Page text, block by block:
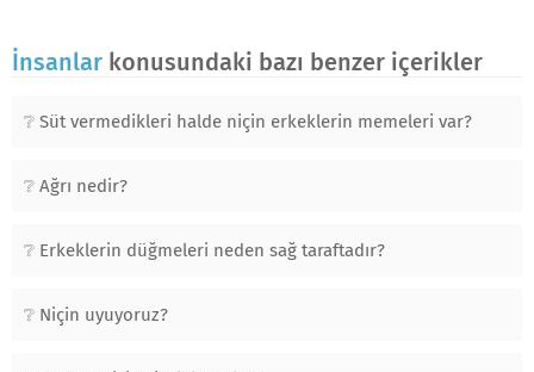
İnsanlar konusundaki bazı benzer içerikler
Süt vermedikleri halde niçin erkeklerin memeleri var?
Ağrı nedir?
Erkeklerin düğmeleri neden sağ taraftadır?
Niçin uyuyoruz?